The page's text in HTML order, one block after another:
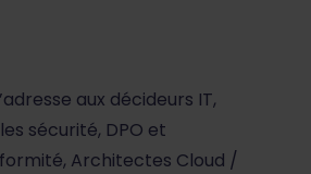
aux décideurs IT,
sécurité, DPO et
Architectes Cloud /